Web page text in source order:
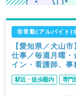
非常勤(アルバイト)
【愛知県／犬山
仕事／毎週月曜・
イン・看護師、
勤）
駅近・徒歩圏内 専門